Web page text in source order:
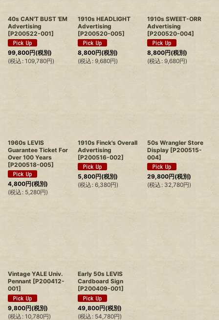
40s CAN'T BUST 'EM
Advertising
[P200522-001]
99,800円(税別)
(税込 : 109,780円)
1910s HEADLIGHT
Advertising
[P200520-005]
8,800円(税別)
(税込 : 9,680円)
1910s SWEET-ORR
Advertising
[P200520-004]
8,800円(税別)
(税込 : 9,680円)
1960s LEVIS
Guarantee Ticket For
Over 100 Years
[P200518-005]
4,800円(税別)
(税込 : 5,280円)
1910s Finck's Overall
Advertising
[P200516-002]
5,800円(税別)
(税込 : 6,380円)
50s Wrangler Store
Display [P200515-
004]
29,800円(税別)
(税込 : 32,780円)
Vintage YALE Univ.
Pennant [P200412-
001]
9,800円(税別)
(税込 : 10,780円)
Early 50s LEVIS
Cardboard Sign
[P200409-001]
49,800円(税別)
(税込 : 54,780円)